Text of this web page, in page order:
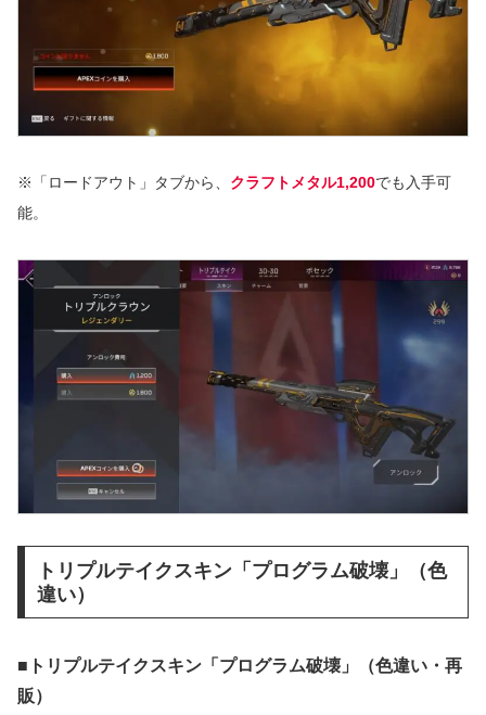
※「ロードアウト 」タブから、 クラフトメタル1,200でも入手可
能。
トリプルテイクスキン「プログラム破壊」（色
違い）
■トリプルテイクスキン「プログラム破壊」
（色違い・再
販）